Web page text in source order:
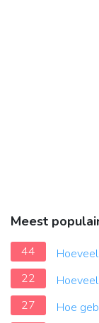
Meest
44
22
27
Hoe